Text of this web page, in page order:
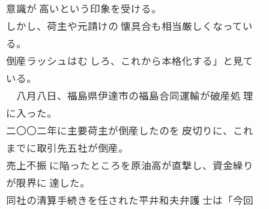
意識が 高いという印象を受ける。
しかし、荷主や元請けの 懐具合も相当厳しくなってい
る。
倒産ラッシュはむ しろ、これから本格化する」と見て
いる。
八月八日、福島県伊達市の福島合同運輸が破産処 理
に入った。
二〇〇二年に主要荷主が倒産したのを 皮切りに、これ
までに取引先五社が倒産。
売上不振 に陥ったところを原油高が直撃し、資金繰り
が限界に 達した。
同社の清算手続きを任された平井和夫弁護 士は「今回